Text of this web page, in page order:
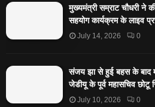
मुख्यमंत्री सम्राट चौधरी ने
सहयोग कार्यक्रम के लाइव
July 14, 2026 0
संजय झा से हुई बहस के बाद
जेडीयू के पूर्व महासचिव छोटू
July 10, 2026 0